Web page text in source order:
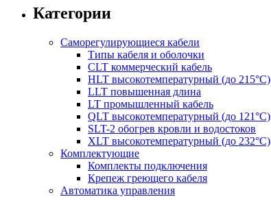
Категории
Саморегулирующиеся кабели
Типы кабеля и оболочки
CLT коммерческий кабель
HLT высокотемпературный (до 215°C)
LLT повышенная длина
LT промышленный кабель
QLT высокотемпературный (до 121°C)
SLT-2 обогрев кровли и водостоков
ХLT высокотемпературный (до 232°C)
Комплектующие
Комплекты подключения
Крепеж греющего кабеля
Автоматика управления